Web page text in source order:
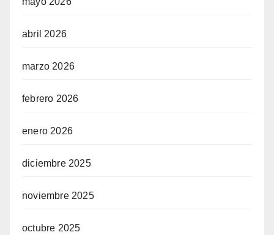
abril 2026
marzo 2026
febrero 2026
enero 2026
diciembre 2025
noviembre 2025
octubre 2025